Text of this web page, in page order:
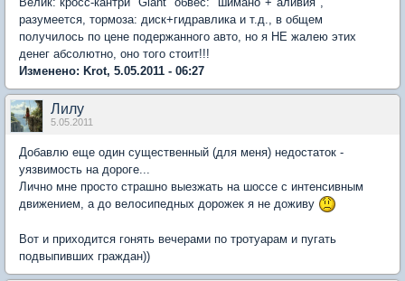
разумеется, тормоза: диск+гидравлика и т.д., в общем
получилось по цене подержанного авто, но я НЕ жалею этих
денег абсолютно, оно того стоит!!!
Изменено: Krot, 5.05.2011 - 06:27
Лилу
5.05.2011
Добавлю еще один существенный (для меня) недостаток -
уязвимость на дороге...
Лично мне просто страшно выезжать на шоссе с интенсивным
движением, а до велосипедных дорожек я не доживу
Вот и приходится гонять вечерами по тротуарам и пугать
подвыпивших граждан))